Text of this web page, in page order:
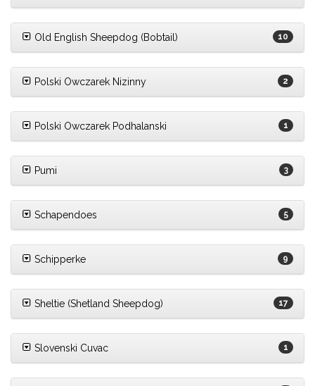
Old English Sheepdog (Bobtail) 10
Polski Owczarek Nizinny 2
Polski Owczarek Podhalanski 1
Pumi 3
Schapendoes 5
Schipperke 9
Sheltie (Shetland Sheepdog) 17
Slovenski Cuvac 1